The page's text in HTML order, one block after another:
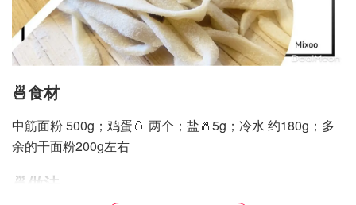
🍜食材
中筋面粉 500g；鸡蛋🥚 两个；盐🧂5g；冷水 约180g；多
余的干面粉200g左右
🍜做法